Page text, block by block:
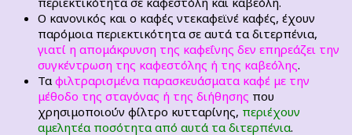
Ο κανονικός και ο καφές ντεκαφεϊνέ καφές, έχουν
παρόμοια περιεκτικότητα σε αυτά τα διτερπένια,
γιατί η απομάκρυνση της καφεΐνης δεν επηρεάζει την
συγκέντρωση της καφεστόλης ή της καβεόλης.
Ταφιλτραρισμένα παρασκευάσματα καφέ με την
μέθοδο της σταγόνας ή της διήθησης που
χρησιμοποιούν φίλτρο κυτταρίνης, περιέχουν
αμελητέα ποσότητα από αυτά τα διτερπένια.